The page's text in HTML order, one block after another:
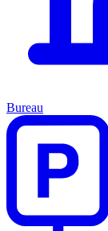
Bureau